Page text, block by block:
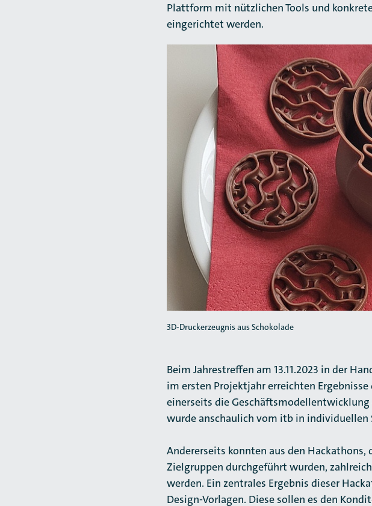
Plattform mit nützlichen Tools und
eingerichtet werden.
3D-Druckerzeugnis aus Schokolade
Beim Jahrestreffen am 13.11.2023 in der
im ersten Projektjahr erreichten
einerseits die
wurde anschaulich vom itb in
Andererseits konnten aus den
Zielgruppen durchgeführt wurden,
werden. Ein zentrales Ergebnis dieser
Design-Vorlagen. Diese sollen es den